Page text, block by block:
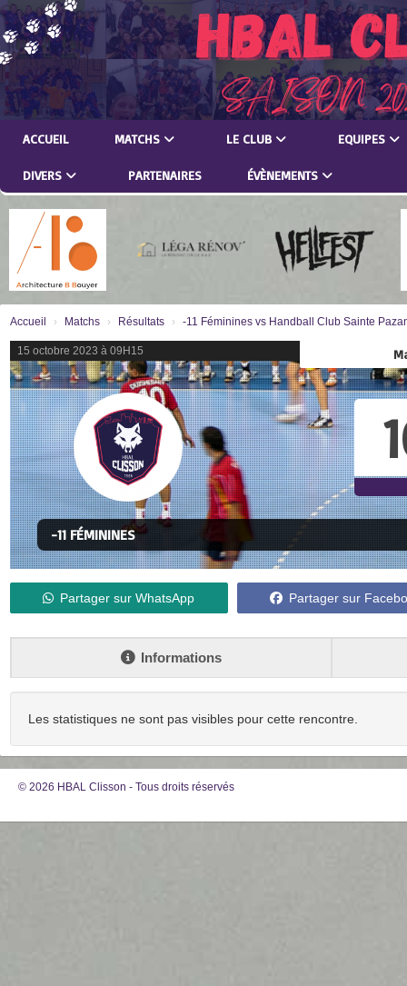
ACCUEIL MATCHS LE CLUB EQUIPES
DIVERS PARTENAIRES ÉVÈNEMENTS
Accueil Matchs Résultats -11 Féminines vs Handball Club Sainte
15 octobre 2023 à 09H15
-11 FÉMININES
Partager sur WhatsApp Partager sur
Informations
Les statistiques ne sont pas visibles pour cette rencontre.
© 2026 HBAL Clisson - Tous droits réservés
Panneau de gestion des cookies